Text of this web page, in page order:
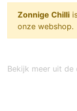
Zonnige Chilli
onze webshop.
Bekijk meer uit